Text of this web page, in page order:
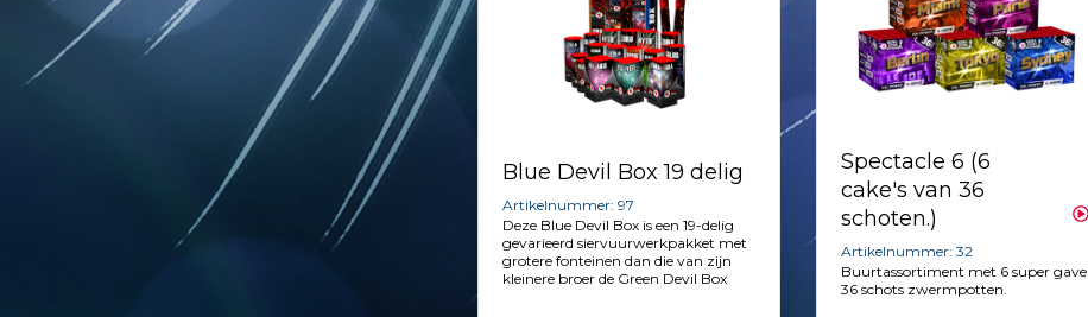
Blue Devil Box 19 delig
Artikelnummer: 97
Deze Blue Devil Box is een 19-delig
gevarieerd siervuurwerkpakket met
grotere fonteinen dan die van zijn
kleinere broer de Green Devil Box
Spectacle 6 (6
cake's van 36
schoten.)
Artikelnummer: 32
Buurtassortiment met 6 super gave
36 schots zwermpotten.